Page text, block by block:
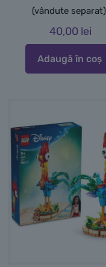
(vândute
40,00 lei
Adaugă în coș